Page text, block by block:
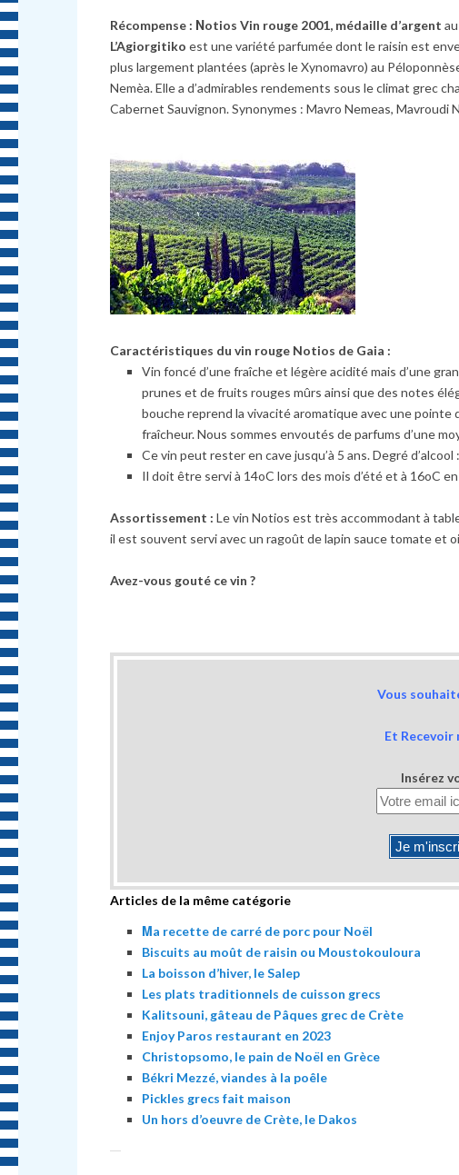
Récompense : Νotios Vin rouge 2001, médaille d’argentau
L’Agiorgitiko est une variété parfumée dont le raisin est
plus largement plantées (après le Xynomavro) au
Nemèa. Elle a d’admirables rendements sous le climat grec
Cabernet Sauvignon. Synonymes : Mavro Nemeas, Mavroudi
Caractéristiques du vin rouge Notios de Gaia :
Vin foncé d’une fraîche et légère acidité mais d’une
prunes et de fruits rouges mûrs ainsi que des notes
bouche reprend la vivacité aromatique avec une
fraîcheur. Nous sommes envoutés de parfums d’une
Ce vin peut rester en cave jusqu’à 5 ans. Degré d’alcool
Il doit être servi à 14oC lors des mois d’été et à 16oC
Assortissement : Le vin Notios est très accommodant à
il est souvent servi avec un ragoût de lapin sauce tomate et
Avez-vous gouté ce vin ?
Vous
Et Recevoir
Insérez
Articles de la même catégorie
Μa recette de carré de porc pour Noël
Biscuits au moût de raisin ou Moustokouloura
La boisson d’hiver, le Salep
Les plats traditionnels de cuisson grecs
Kalitsouni, gâteau de Pâques grec de Crète
Enjoy Paros restaurant en 2023
Christopsomo, le pain de Noël en Grèce
Békri Mezzé, viandes à la poêle
Pickles grecs fait maison
Un hors d’oeuvre de Crète, le Dakos